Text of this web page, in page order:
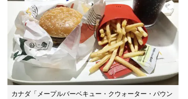
カナダ「メープルバーベキュー・クウォーター・パウン